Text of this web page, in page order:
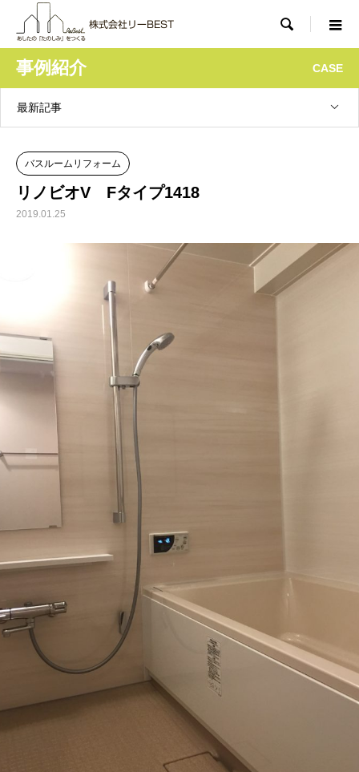

事例紹介 CASE
最新記事
バスルームリフォーム
リノビオV Fタイプ1418
2019.01.25